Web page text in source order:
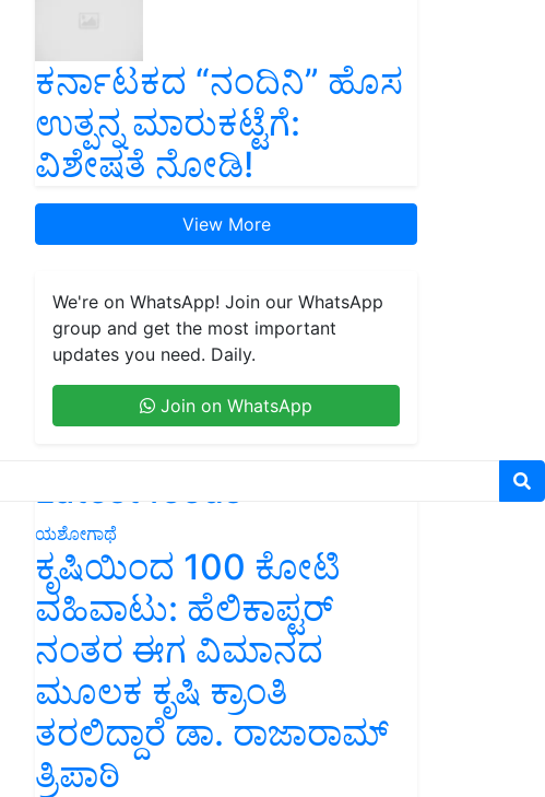
ಕರ್ನಾಟಕದ “ನಂದಿನಿ” ಹೊಸ
ಉತ್ಪನ್ನ ಮಾರುಕಟ್ಟೆಗೆ:
ವಿಶೇಷತೆ ನೋಡಿ!
View More
We're on WhatsApp! Join our WhatsApp
group and get the most important
updates you need. Daily.
Join on WhatsApp
Latest feeds
ಯಶೋಗಾಥೆ
ಕೃಷಿಯಿಂದ 100 ಕೋಟಿ
ವಹಿವಾಟು: ಹೆಲಿಕಾಪ್ಟರ್
ನಂತರ ಈಗ ವಿಮಾನದ
ಮೂಲಕ ಕೃಷಿ ಕ್ರಾಂತಿ
ತರಲಿದ್ದಾರೆ ಡಾ. ರಾಜಾರಾಮ್
ತ್ರಿಪಾಠಿ